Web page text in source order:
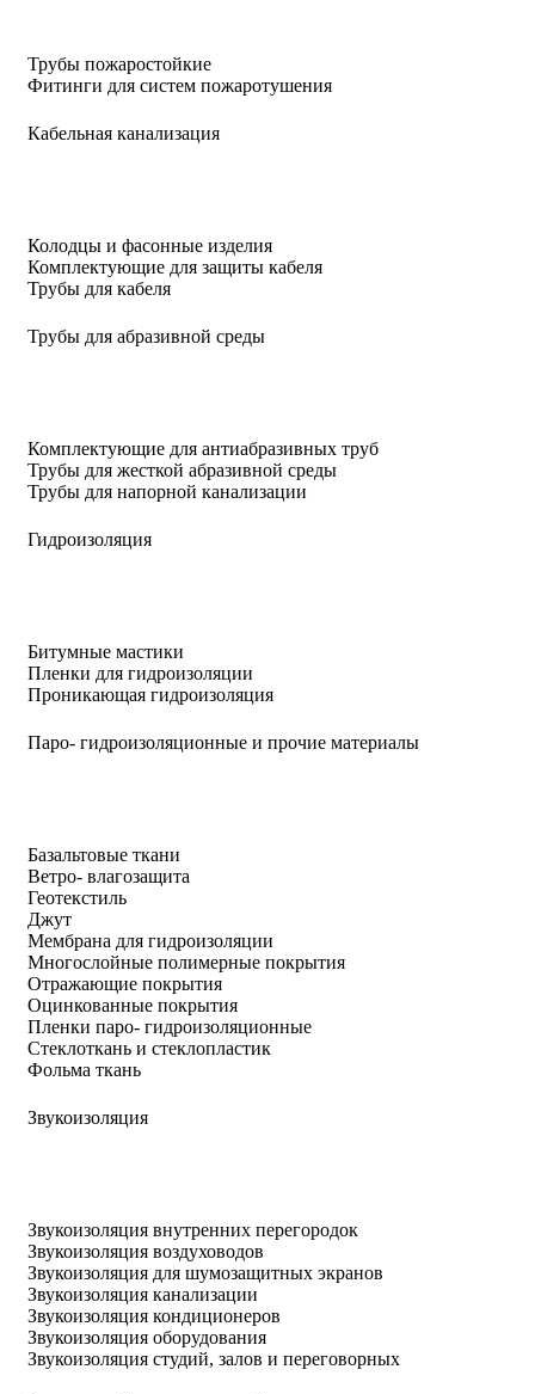
Трубы пожаростойкие
Фитинги для систем пожаротушения
Кабельная канализация
Колодцы и фасонные изделия
Комплектующие для защиты кабеля
Трубы для кабеля
Трубы для абразивной среды
Комплектующие для антиабразивных труб
Трубы для жесткой абразивной среды
Трубы для напорной канализации
Гидроизоляция
Битумные мастики
Пленки для гидроизоляции
Проникающая гидроизоляция
Паро- гидроизоляционные и прочие материалы
Базальтовые ткани
Ветро- влагозащита
Геотекстиль
Джут
Мембрана для гидроизоляции
Многослойные полимерные покрытия
Отражающие покрытия
Оцинкованные покрытия
Пленки паро- гидроизоляционные
Стеклоткань и стеклопластик
Фольма ткань
Звукоизоляция
Звукоизоляция внутренних перегородок
Звукоизоляция воздуховодов
Звукоизоляция для шумозащитных экранов
Звукоизоляция канализации
Звукоизоляция кондиционеров
Звукоизоляция оборудования
Звукоизоляция студий, залов и переговорных